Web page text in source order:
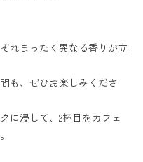
れまったく異なる香りが立
も、ぜひお楽しみくださ
に浸して、2杯目をカフェ